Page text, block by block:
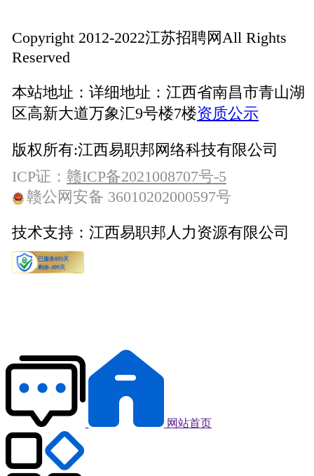
Copyright 2012-2022江苏招聘网All Rights
Reserved
本站地址： 详细地址：江西省南昌市青山湖
区高新大道万象汇9号楼7楼资质公示
版权所有:江西易职邦网络科技有限公司
ICP证： 赣ICP备2021008707号-5
赣公网安备 36010202000597号
技术支持： 江西易职邦人力资源有限公司
网站首页